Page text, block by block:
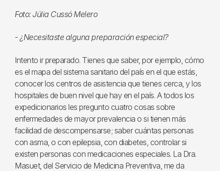
Foto: Júlia Cussó Melero
- ¿Necesitaste alguna preparación especial?
Intento ir preparado. Tienes que saber, por ejemplo, cómo
es el mapa del sistema sanitario del país en el que estás,
conocer los centros de asistencia que tienes cerca, y los
hospitales de buen nivel que hay en el país. A todos los
expedicionarios les pregunto cuatro cosas sobre
enfermedades de mayor prevalencia o si tienen más
facilidad de descompensarse; saber cuántas personas
con asma, o con epilepsia, con diabetes, controlar si
existen personas con medicaciones especiales. La Dra.
Masuet, del Servicio de Medicina Preventiva, me da